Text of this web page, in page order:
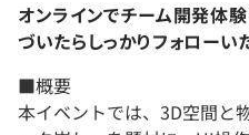
オンラインでチーム開発体
づいたらしっかりフォローい
■概要
本イベントでは、3D空間と